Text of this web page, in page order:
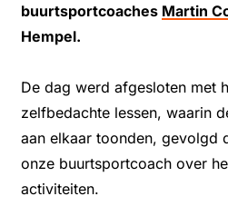
buurtsportcoaches Martin
Hempel.
De dag werd afgesloten met
zelfbedachte lessen, waarin
aan elkaar toonden, gevolgd
onze buurtsportcoach over
activiteiten.